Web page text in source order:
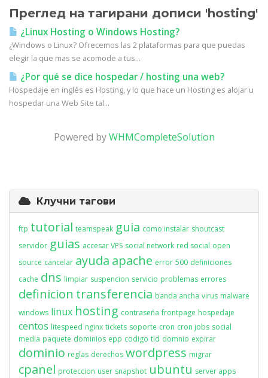
Преглед на тагирани дописи 'hosting'
¿Linux Hosting o Windows Hosting?
¿Windows o Linux? Ofrecemos las 2 plataformas para que puedas
elegir la que mas se acomode a tus...
¿Por qué se dice hospedar / hosting una web?
Hospedaje en inglés es Hosting, y lo que hace un Hosting es alojar u
hospedar una Web Site tal...
Powered byWHMCompleteSolution
Клучни тагови
ftp tutorial teamspeak guia como instalar shoutcast
servidor guias accesar VPS social network red social open
source cancelar ayuda apache error 500 definiciones
cache dns limpiar suspencion servicio problemas errores
definicion transferencia banda ancha virus malware
windows linux hosting contraseña frontpage hospedaje
centos litespeed nginx tickets soporte cron cron jobs social
media paquete dominios epp codigo tld domnio expirar
dominio reglas derechos wordpress migrar
cpanel proteccion user snapshot ubuntu server apps